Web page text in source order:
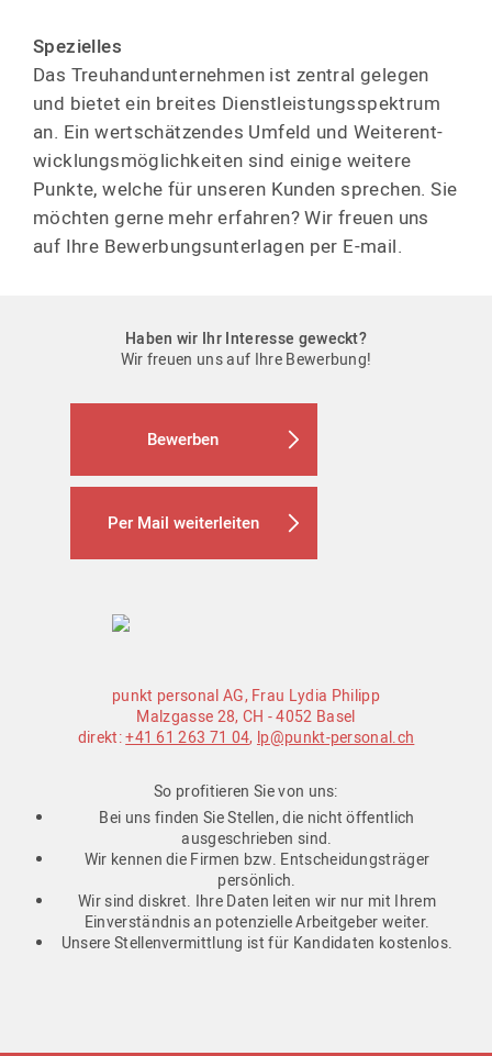
Spezielles
Das Treuhand­un­ter­nehmen ist zentral gelegen
und bietet ein breites Dienst­leis­tungs­spektrum
an. Ein wertschät­zendes Umfeld und Weiter­ent­
wick­lungs­mög­lich­keiten sind einige weitere
Punkte, welche für unseren Kunden sprechen. Sie
möchten gerne mehr erfahren? Wir freuen uns
auf Ihre Bewerbungs­un­terlagen per E-mail.
Haben wir Ihr Interesse geweckt?
Wir freuen uns auf Ihre Bewerbung!
Bewerben
Per Mail weiterleiten
punkt personal AG, Frau Lydia Philipp
Malzgasse 28, CH - 4052 Basel
direkt:+41 61 263 71 04, lp@punkt-personal.ch
So profitieren Sie von uns:
Bei uns finden Sie Stellen, die nicht öffentlich
ausgeschrieben sind.
Wir kennen die Firmen bzw. Entscheidungsträger
persönlich.
Wir sind diskret. Ihre Daten leiten wir nur mit Ihrem
Einverständnis an potenzielle Arbeitgeber weiter.
Unsere Stellenvermittlung ist für Kandidaten kostenlos.